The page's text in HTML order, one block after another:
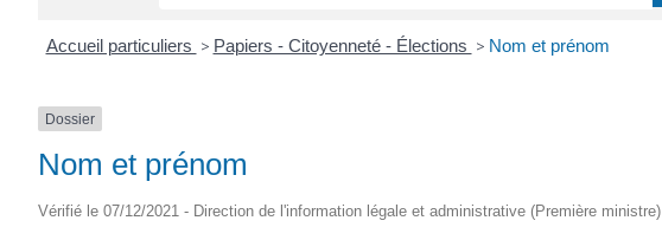
Accueil particuliers > Papiers - Citoyenneté - Élections > Nom et prénom
Dossier
Nom et prénom
Vérifié le 07/12/2021 - Direction de l'information légale et administrative (Première ministre)